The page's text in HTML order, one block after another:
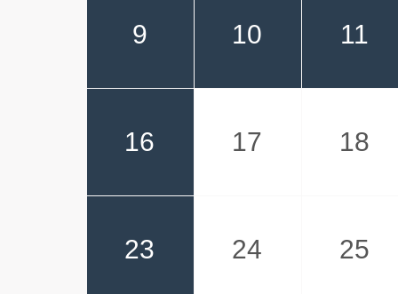
9 10 11
16 17 18
23 24 25